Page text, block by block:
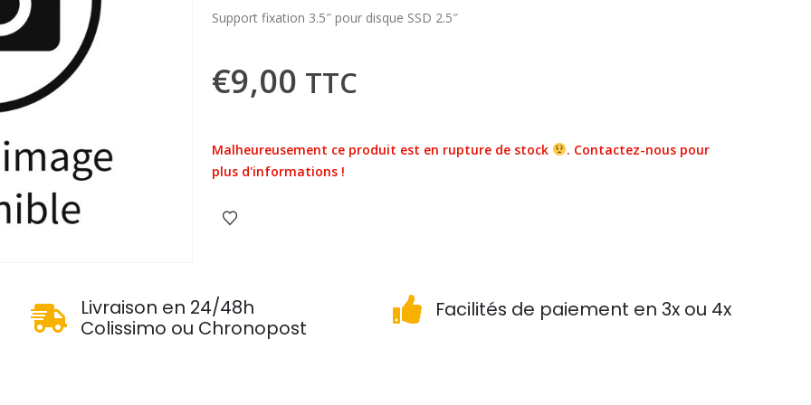
Support fixation 3.5″ pour disque SSD 2.5″
€9,00 TTC
Malheureusement ce produit est en rupture de stock
. Contactez-nous pour
plus d'informations !
Livraison en 24/48h
Colissimo ou Chronopost
Facilités de paiement en 3x ou 4x